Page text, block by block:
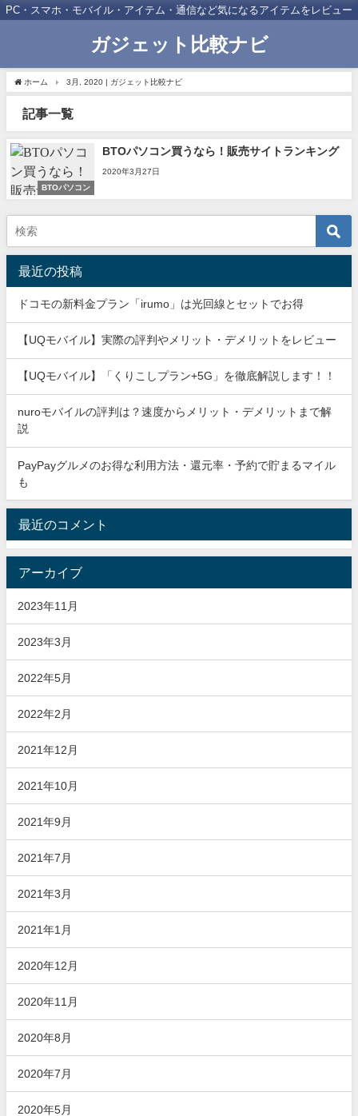
PC・スマホ・モバイル・アイテム・通信など気になるアイテムをレビュー
ガジェット比較ナビ
ホーム 3月, 2020 | ガジェット比較ナビ
記事一覧
BTOパソコン
BTOパソコン買うなら！販売サイトランキング
2020年3月27日
最近の投稿
ドコモの新料金プラン「irumo」は光回線とセットでお得
【UQモバイル】実際の評判やメリット・デメリットをレビュー
【UQモバイル】「くりこしプラン+5G」を徹底解説します！！
nuroモバイルの評判は？速度からメリット・デメリットまで解
説
PayPayグルメのお得な利用方法・還元率・予約で貯まるマイル
も
最近のコメント
アーカイブ
2023年11月
2023年3月
2022年5月
2022年2月
2021年12月
2021年10月
2021年9月
2021年7月
2021年3月
2021年1月
2020年12月
2020年11月
2020年8月
2020年7月
2020年5月